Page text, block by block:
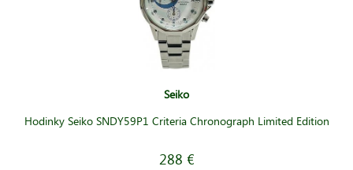
Seiko
Hodinky Seiko SNDY59P1 Criteria Chronograph Limited Edition
288 €